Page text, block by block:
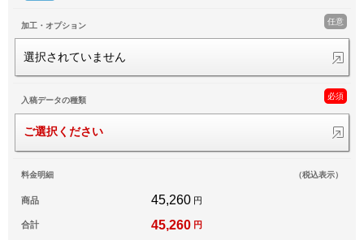
加工・オプション 任意
選択されていません
入稿データの種類 必須
ご選択ください
料金明細 （税込表示）
商品 45,260 円
合計 45,260 円